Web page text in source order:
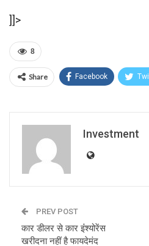
]]>
8
Share Facebook
Investment
PREV POST
कार डीलर से कार इंंश्‍योरेंस
खरीदना नहीं है फायदेमंद